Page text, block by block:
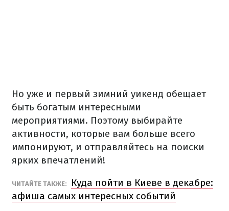
Но уже и первый зимний уикенд обещает
быть богатым интересными
мероприятиями. Поэтому выбирайте
активности, которые вам больше всего
импонируют, и отправляйтесь на поиски
ярких впечатлений!
ЧИТАЙТЕ ТАКЖЕ:
Куда пойти в Киеве в декабре:
афиша самых интересных событий